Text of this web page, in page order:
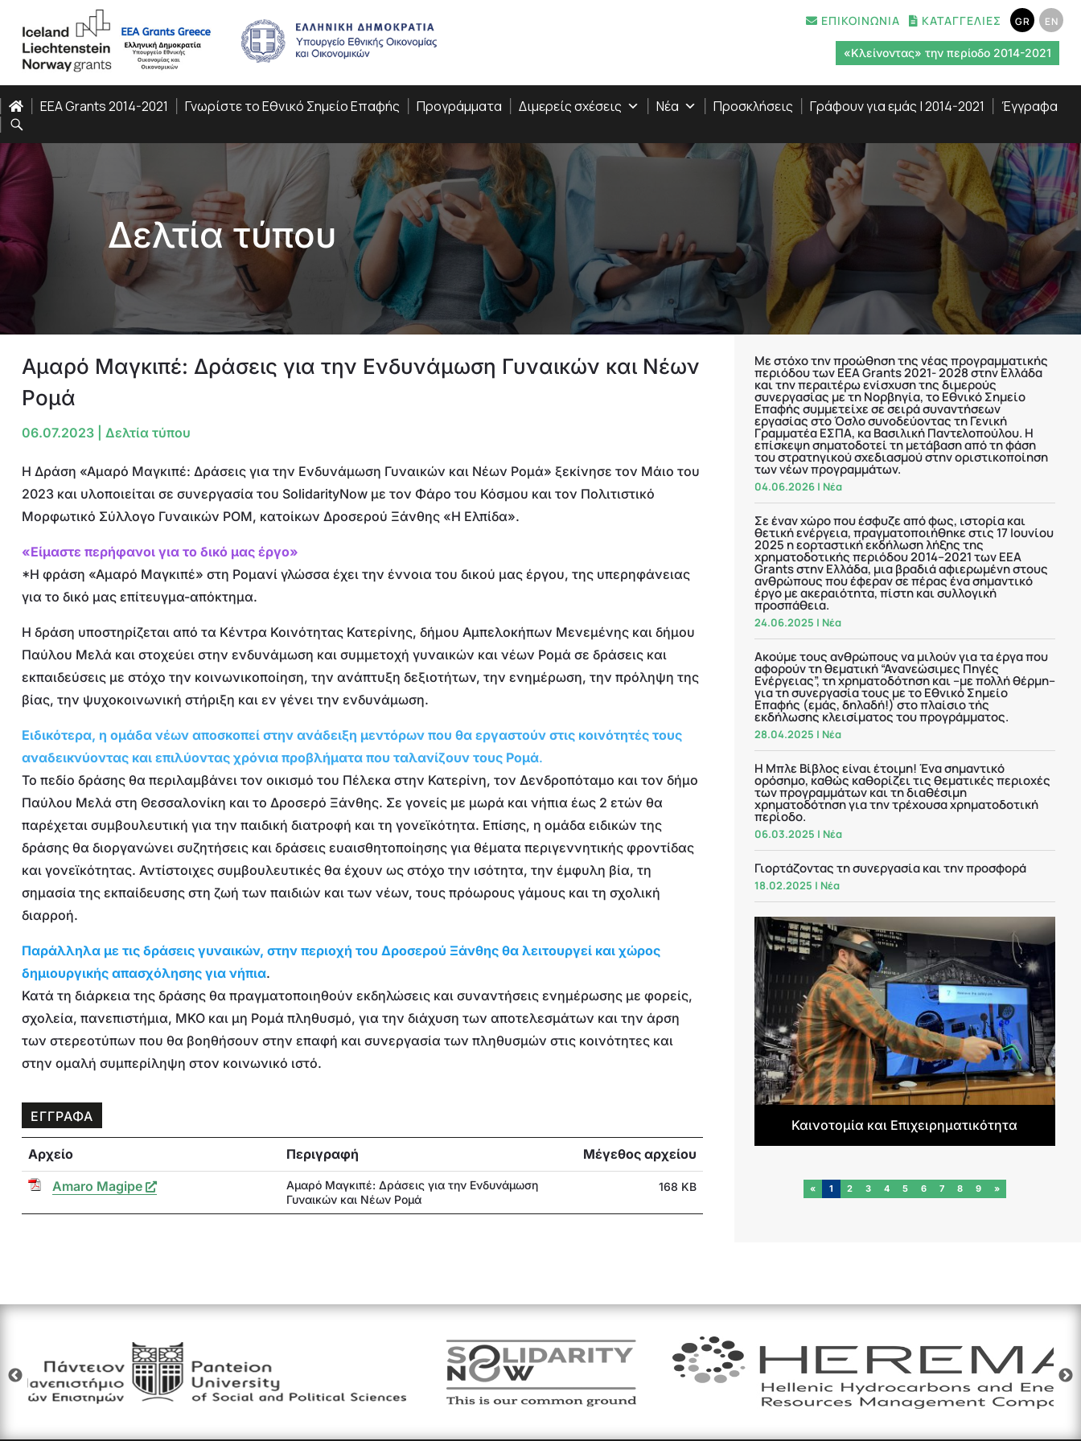
ΕΠΙΚΟΙΝΩΝΙΑ ΚΑΤΑΓΓΕΛΙΕΣ GR EN
«Κλείνοντας» την περίοδο 2014-2021
EEA Grants 2014-2021 Γνωρίστε το Εθνικό Σημείο Επαφής Προγράμματα Διμερείς σχέσεις Νέα Προσκλήσεις Γράφουν για εμάς | 2014-2021 Έγγραφα
Δελτία τύπου
Αμαρό Μαγκιπέ: Δράσεις για την Ενδυνάμωση Γυναικών και Νέων
Ρομά
06.07.2023| Δελτία τύπου
Η Δράση «Αμαρό Μαγκιπέ: Δράσεις για την Ενδυνάμωση Γυναικών και Νέων Ρομά» ξεκίνησε τον Μάιο του
2023 και υλοποιείται σε συνεργασία του SolidarityNow με τον Φάρο του Κόσμου και τον Πολιτιστικό
Μορφωτικό Σύλλογο Γυναικών ΡΟΜ, κατοίκων Δροσερού Ξάνθης «Η Ελπίδα».
«Είμαστε περήφανοι για το δικό μας έργο»
*Η φράση «Αμαρό Μαγκιπέ» στη Ρομανί γλώσσα έχει την έννοια του δικού μας έργου, της υπερηφάνειας
για το δικό μας επίτευγμα-απόκτημα.
Η δράση υποστηρίζεται από τα Κέντρα Κοινότητας Κατερίνης, δήμου Αμπελοκήπων Μενεμένης και δήμου
Παύλου Μελά και στοχεύει στην ενδυνάμωση και συμμετοχή γυναικών και νέων Ρομά σε δράσεις και
εκπαιδεύσεις με στόχο την κοινωνικοποίηση, την ανάπτυξη δεξιοτήτων, την ενημέρωση, την πρόληψη της
βίας, την ψυχοκοινωνική στήριξη και εν γένει την ενδυνάμωση.
Ειδικότερα, η ομάδα νέων αποσκοπεί στην ανάδειξη μεντόρων που θα εργαστούν στις κοινότητές τους
αναδεικνύοντας και επιλύοντας χρόνια προβλήματα που ταλανίζουν τους Ρομά.
Το πεδίο δράσης θα περιλαμβάνει τον οικισμό του Πέλεκα στην Κατερίνη, τον Δενδροπόταμο και τον δήμο
Παύλου Μελά στη Θεσσαλονίκη και το Δροσερό Ξάνθης. Σε γονείς με μωρά και νήπια έως 2 ετών θα
παρέχεται συμβουλευτική για την παιδική διατροφή και τη γονεϊκότητα. Επίσης, η ομάδα ειδικών της
δράσης θα διοργανώνει συζητήσεις και δράσεις ευαισθητοποίησης για θέματα περιγεννητικής φροντίδας
και γονεϊκότητας. Αντίστοιχες συμβουλευτικές θα έχουν ως στόχο την ισότητα, την έμφυλη βία, τη
σημασία της εκπαίδευσης στη ζωή των παιδιών και των νέων, τους πρόωρους γάμους και τη σχολική
διαρροή.
Παράλληλα με τις δράσεις γυναικών, στην περιοχή του Δροσερού Ξάνθης θα λειτουργεί και χώρος
δημιουργικής απασχόλησης για νήπια.
Κατά τη διάρκεια της δράσης θα πραγματοποιηθούν εκδηλώσεις και συναντήσεις ενημέρωσης με φορείς,
σχολεία, πανεπιστήμια, ΜΚΟ και μη Ρομά πληθυσμό, για την διάχυση των αποτελεσμάτων και την άρση
των στερεοτύπων που θα βοηθήσουν στην επαφή και συνεργασία των πληθυσμών στις κοινότητες και
στην ομαλή συμπερίληψη στον κοινωνικό ιστό.
ΕΓΓΡΑΦΑ
Αρχείο Περιγραφή
Μέγεθος αρχείου
Amaro Magipe
Αμαρό Μαγκιπέ: Δράσεις για την Ενδυνάμωση
Γυναικών και Νέων Ρομά
168 KB
Με στόχο την προώθηση της νέας προγραμματικής
περιόδου των EEA Grants 2021- 2028 στην Ελλάδα
και την περαιτέρω ενίσχυση της διμερούς
συνεργασίας με τη Νορβηγία, το Εθνικό Σημείο
Επαφής συμμετείχε σε σειρά συναντήσεων
εργασίας στο Όσλο συνοδεύοντας τη Γενική
Γραμματέα ΕΣΠΑ, κα Βασιλική Παντελοπούλου. Η
επίσκεψη σηματοδοτεί τη μετάβαση από τη φάση
του στρατηγικού σχεδιασμού στην οριστικοποίηση
των νέων προγραμμάτων.
04.06.2026| Νέα
Σε έναν χώρο που έσφυζε από φως, ιστορία και
θετική ενέργεια, πραγματοποιήθηκε στις 17 Ιουνίου
2025 η εορταστική εκδήλωση λήξης της
χρηματοδοτικής περιόδου 2014–2021 των EEA
Grants στην Ελλάδα, μια βραδιά αφιερωμένη στους
ανθρώπους που έφεραν σε πέρας ένα σημαντικό
έργο με ακεραιότητα, πίστη και συλλογική
προσπάθεια.
24.06.2025 | Νέα
Ακούμε τους ανθρώπους να μιλούν για τα έργα που
αφορούν τη θεματική “Ανανεώσιμες Πηγές
Ενέργειας”, τη χρηματοδότηση και –με πολλή θέρμη–
για τη συνεργασία τους με το Εθνικό Σημείο
Επαφής (εμάς, δηλαδή!) στο πλαίσιο τής
εκδήλωσης κλεισίματος του προγράμματος.
28.04.2025 | Νέα
Η Μπλε Βίβλος είναι έτοιμη! Ένα σημαντικό
ορόσημο, καθώς καθορίζει τις θεματικές περιοχές
των προγραμμάτων και τη διαθέσιμη
χρηματοδότηση για την τρέχουσα χρηματοδοτική
περίοδο.
06.03.2025 | Νέα
Γιορτάζοντας τη συνεργασία και την προσφορά
18.02.2025 | Νέα
Καινοτομία και Επιχειρηματικότητα
« 1 2 3 4 5 6 7 8 9 »